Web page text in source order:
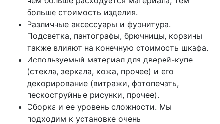
больше стоимость изделия.
Различные аксессуары и фурнитура.
Подсветка, пантографы, брючницы, корзины
также влияют на конечную стоимость шкафа.
Используемый материал для дверей-купе
(стекла, зеркала, кожа, прочее) и его
декорирование (витражи, фотопечать,
пескоструйные рисунки, прочее).
Сборка и ее уровень сложности. Мы
подходим к установке очень